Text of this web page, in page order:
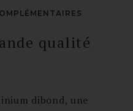
qualité
dibond, une